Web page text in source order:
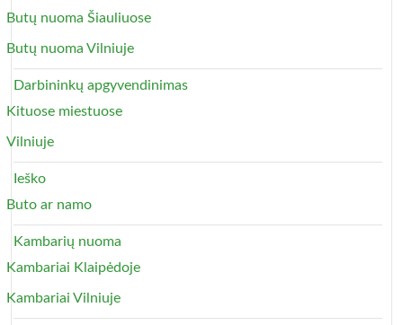
Butų nuoma Šiauliuose
Butų nuoma Vilniuje
Darbininkų apgyvendinimas
Kituose miestuose
Vilniuje
Ieško
Buto ar namo
Kambarių nuoma
Kambariai Klaipėdoje
Kambariai Vilniuje